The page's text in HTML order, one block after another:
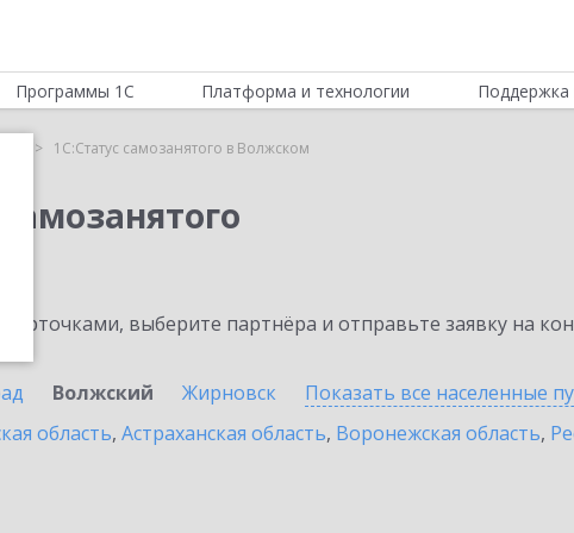
Программы 1С Платформа и технологии Поддержка
1С:Статус самозанятого в Волжском
выберите партнёра и отправьте заявку на
Волжский Жирновск Показать все населенные
область, Астраханская область, Воронежская область,